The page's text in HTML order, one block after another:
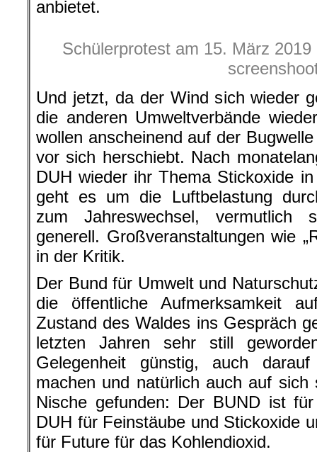
anbietet.
Schülerprotest am 15. März
Und jetzt, da der Wind sich wieder
die anderen Umweltverbände
wollen anscheinend auf der
vor sich herschiebt. Nach
DUH wieder ihr Thema Stickoxide
geht es um die Luftbelastung
zum Jahreswechsel, vermutlich
generell. Großveranstaltungen wie
in der Kritik.
Der Bund für Umwelt und
die öffentliche Aufmerksamkeit
Zustand des Waldes ins Gespräch
letzten Jahren sehr still
Gelegenheit günstig, auch
machen und natürlich auch auf
Nische gefunden: Der BUND ist
DUH für Feinstäube und Stickoxide
für Future für das Kohlendioxid.